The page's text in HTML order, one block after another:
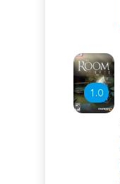
1.0